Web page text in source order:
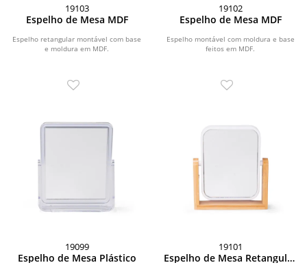
19103
Espelho de Mesa MDF
Espelho retangular montável com base
e moldura em MDF.
19102
Espelho de Mesa MDF
Espelho montável com moldura e base
feitos em MDF.
19099
Espelho de Mesa Plástico
19101
Espelho de Mesa Retangular